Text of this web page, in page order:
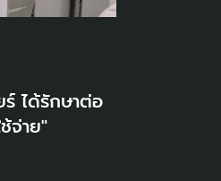
ร์ ได้รักษาต่อ
จ่าย"